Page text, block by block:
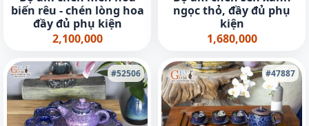
biến rêu - chén lòng hoa
đầy đủ phụ kiện
2,100,000
ngọc thỏ, đầy đủ phụ
kiện
1,680,000
#52506 #47887